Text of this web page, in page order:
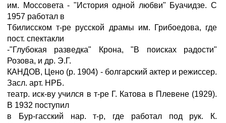
им. Моссовета - "История одной любви" Буачидзе. С
1957 работал в
Тбилисском т-ре русской драмы им. Грибоедова, где
пост. спектакли
-"Глубокая разведка" Крона, "В поисках радости"
Розова, и др. Э.Г.
КАНДОВ, Цено (р. 1904) - болгарский актер и режиссер.
Засл. арт. НРБ.
театр. иск-ву учился в т-ре Г. Катова в Плевене (1929).
В 1932 поступил
в Бур-гасский нар. т-р, где работал под рук. К.